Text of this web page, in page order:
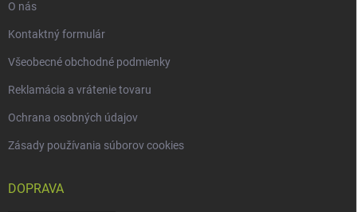
O nás
Kontaktný formulár
Všeobecné obchodné podmienky
Reklamácia a vrátenie tovaru
Ochrana osobných údajov
Zásady používania súborov cookies
DOPRAVA